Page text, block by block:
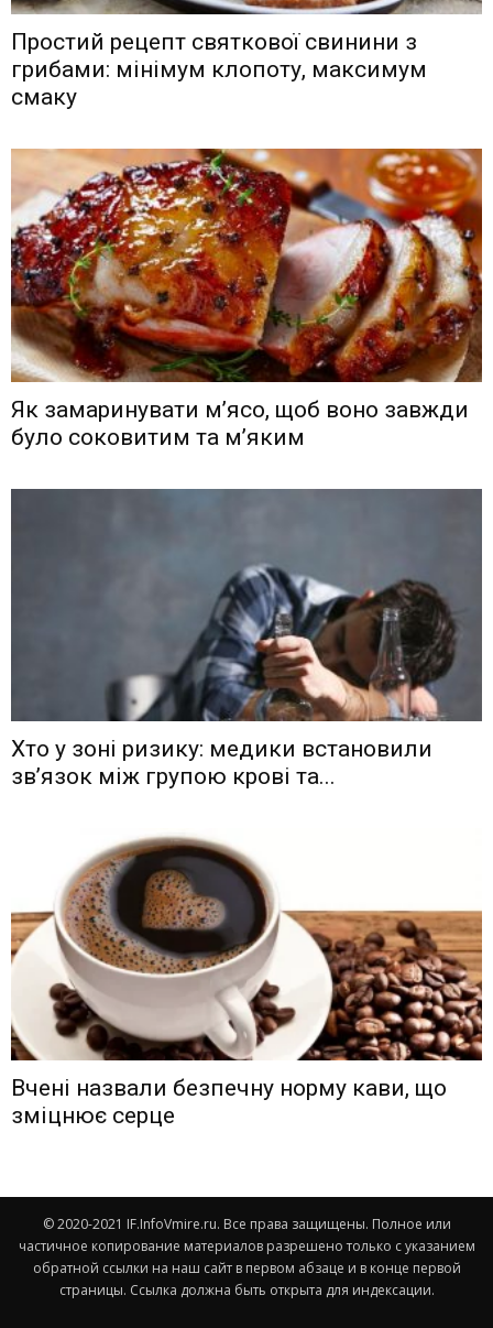
Простий рецепт святкової свинини з
грибами: мінімум клопоту, максимум
смаку
Як замаринувати м’ясо, щоб воно завжди
було соковитим та м’яким
Хто у зоні ризику: медики встановили
зв’язок між групою крові та...
Вчені назвали безпечну норму кави, що
зміцнює серце
© 2020-2021 IF.InfoVmire.ru. Все права защищены. Полное или
частичное копирование материалов разрешено только с указанием
обратной ссылки на наш сайт в первом абзаце и в конце первой
страницы. Ссылка должна быть открыта для индексации.